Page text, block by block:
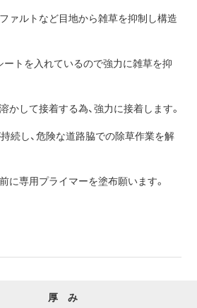
ァルトなど目地から雑草を抑制し構造
ートを入れているので強力に雑草を抑
かして接着する為、強力に接着します。
続し、危険な道路脇での除草作業を解
に専用プライマーを塗布願います。
厚 み